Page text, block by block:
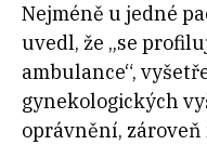
Nejméně u jedné
uvedl, že „se
ambulance“,
gynekologických
oprávnění,